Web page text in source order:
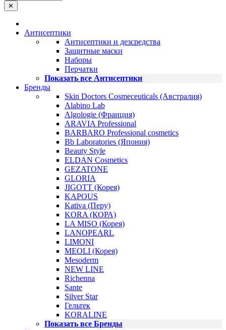
✕
Антисептики
Антисептики и дезсредства
Защитные маски
Наборы
Перчатки
Показать все Антисептики
Бренды
Skin Doctors Cosmeceuticals (Австралия)
Alabino Lab
Algologie (Франция)
ARAVIA Professional
BARBARO Professional cosmetics
Bb Laboratories (Япония)
Beauty Style
ELDAN Cosmetics
GEZATONE
GLORIA
JIGOTT (Корея)
KAPOUS
Kativa (Перу)
KORA (КОРА)
LA MISO (Корея)
LANOPEARL
LIMONI
MEOLI (Корея)
Mesoderm
NEW LINE
Richenna
Sante
Silver Star
Гельтек
KORALINE
Показать все Бренды